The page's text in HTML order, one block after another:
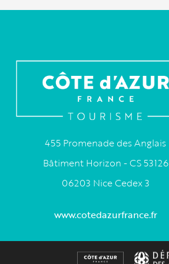
455 Promenade des Anglais
Bâtiment Horizon - CS 53126
06203 Nice Cedex 3
www.cotedazurfrance.fr